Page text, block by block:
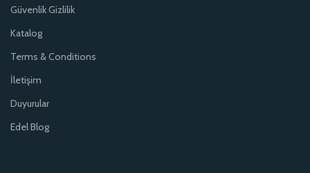
Güvenlik Gizlilik
Katalog
Terms & Conditions
İletişim
Duyurular
Edel Blog